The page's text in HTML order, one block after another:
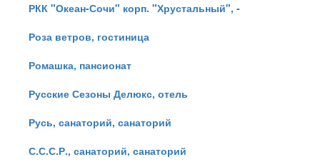
РКК "Океан-Сочи" корп. "Хрустальный", -
Роза ветров, гостиница
Ромашка, пансионат
Русские Сезоны Делюкс, отель
Русь, санаторий, санаторий
С.С.С.Р., санаторий, санаторий